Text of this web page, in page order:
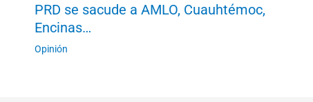
PRD se sacude a AMLO, Cuauhtémoc,
Encinas…
Opinión